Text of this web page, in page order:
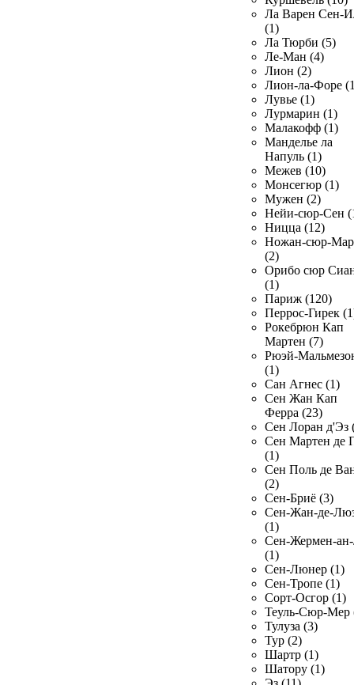
Ла Варен Сен-
(1)
Ла Тюрби (5)
Ле-Ман (4)
Лион (2)
Лион-ла-Форе
Лувье (1)
Лурмарин (1)
Малакофф (1)
Манделье ла
Напуль (1)
Межев (10)
Монсегюр (1)
Мужен (2)
Нейи-сюр-Сен
Ницца (12)
Ножан-сюр-
(2)
Орибо сюр
(1)
Париж (120)
Перрос-Гирек
Рокебрюн Кап
Мартен (7)
Рюэй-
(1)
Сан Агнес (1)
Сен Жан Кап
Ферра (23)
Сен Лоран д'Эз
Сен Мартен де
(1)
Сен Поль де
(2)
Сен-Бриё (3)
Сен-Жан-де-
(1)
Сен-Жермен-
(1)
Сен-Люнер (1)
Сен-Тропе (1)
Сорт-Осгор (1)
Теуль-Сюр-Мер
Тулуза (3)
Тур (2)
Шартр (1)
Шатору (1)